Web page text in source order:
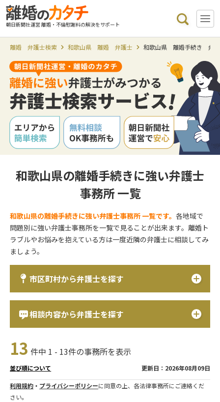
朝日新聞社運営 離婚・不倫慰謝料の解決をサポート
離婚 弁護士検索 和歌山県 離婚 弁護士 和歌山県 離婚手続き 弁
和歌山県の離婚手続きに強い弁護士
事務所 一覧
和歌山県の離婚手続きに強い弁護士事務所 一覧です。各地域で
問題別に強い弁護士事務所を一覧で見ることが出来ます。離婚ト
ラブルやお悩みを抱えている方は一度近隣の弁護士に相談してみ
ましょう。
市区町村から弁護士を探す
相談内容から弁護士を探す
13 件中 1 - 13件の事務所を表示
並び順について 更新日：2026年08月09日
利用規約 ・ プライバシーポリシーに同意の上、各法律事務所にご連絡くだ
さい。